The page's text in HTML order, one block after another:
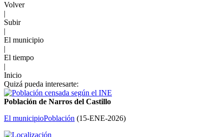
Volver
|
Subir
|
El municipio
|
El tiempo
|
Inicio
Quizá pueda interesarte:
Población de Narros del Castillo
El municipioPoblación (15-ENE-2026)